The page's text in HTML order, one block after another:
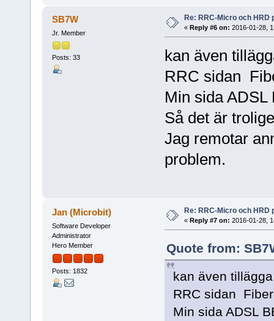
SB7W
Jr. Member
Posts: 33
Re: RRC-Micro och HRD
« Reply #6 on: 2016-01-28,
kan även
RRC sidan
Min sida ADSL
Så det är
Jag remotar
problem.
Jan (Microbit)
Software Developer
Administrator
Hero Member
Posts: 1832
Re: RRC-Micro och HRD
« Reply #7 on: 2016-01-28,
Quote from:
kan även
RRC sidan
Min sida ADSL